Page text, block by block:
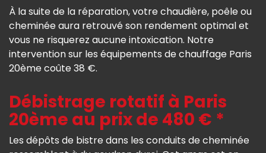
À la suite de la réparation, votre chaudière, poêle ou
cheminée aura retrouvé son rendement optimal et
vous ne risquerez aucune intoxication. Notre
intervention sur les équipements de chauffage Paris
20ème coûte 38 €.
Débistrage rotatif à Paris
20ème au prix de 480 € *
Les dépôts de bistre dans les conduits de cheminée